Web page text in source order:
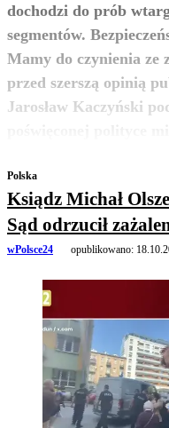
dochodzi do prób
segmentów.
Mamy do czynienia ze
przed szerszą opinią
Jarosław Kaczyński
Polska
Ksiądz Michał
Sąd odrzucił
wPolsce24 opublikowano: